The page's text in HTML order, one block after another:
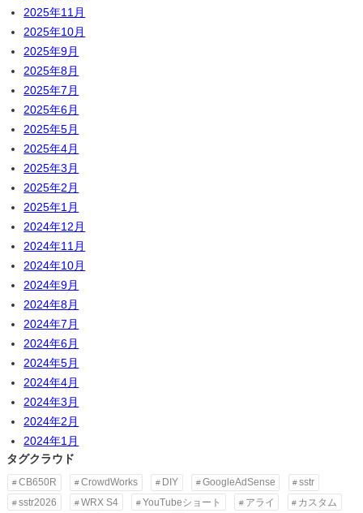
2025年11月
2025年10月
2025年9月
2025年8月
2025年7月
2025年6月
2025年5月
2025年4月
2025年3月
2025年2月
2025年1月
2024年12月
2024年11月
2024年10月
2024年9月
2024年8月
2024年7月
2024年6月
2024年5月
2024年4月
2024年3月
2024年2月
2024年1月
タグクラウド
CB650R CrowdWorks DIY GoogleAdSense
sstr
sstr2026
WRX S4 YouTubeショート アライ
カスタム